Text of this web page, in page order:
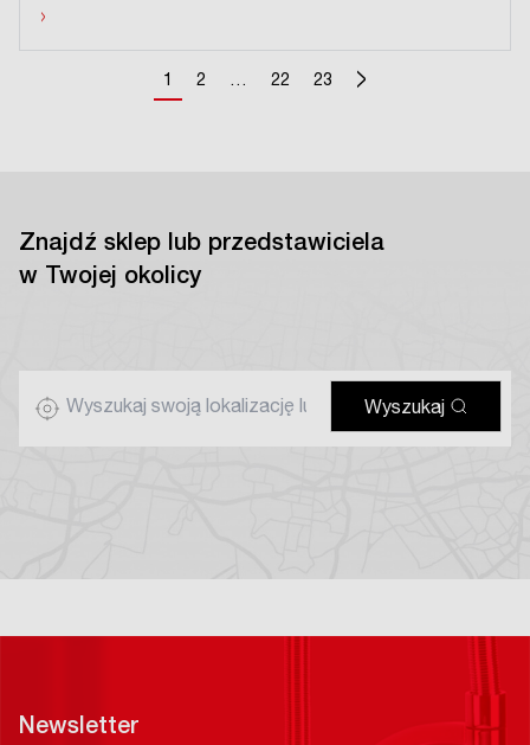
›
1 2 … 22 23 >
Znajdź sklep lub przedstawiciela
w Twojej okolicy
Wyszukaj
Newsletter